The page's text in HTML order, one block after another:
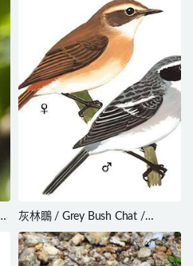
灰林䳭 / Grey Bush Chat /
Saxicola ferreus